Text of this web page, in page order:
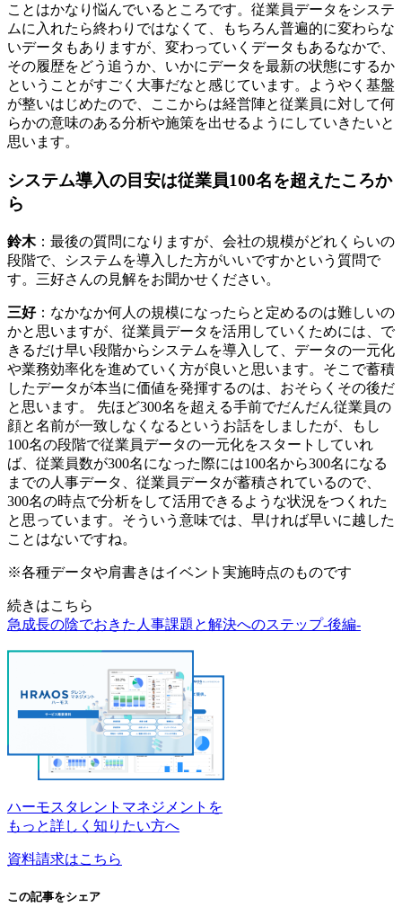
ことはかなり悩んでいるところです。従業員データをシステ
ムに入れたら終わりではなくて、もちろん普遍的に変わらな
いデータもありますが、変わっていくデータもあるなかで、
その履歴をどう追うか、いかにデータを最新の状態にするか
ということがすごく大事だなと感じています。ようやく基盤
が整いはじめたので、ここからは経営陣と従業員に対して何
らかの意味のある分析や施策を出せるようにしていきたいと
思います。
システム導入の目安は従業員100名を超えたころか
ら
鈴木：最後の質問になりますが、会社の規模がどれくらいの
段階で、システムを導入した方がいいですかという質問で
す。三好さんの見解をお聞かせください。
三好：なかなか何人の規模になったらと定めるのは難しいの
かと思いますが、従業員データを活用していくためには、で
きるだけ早い段階からシステムを導入して、データの一元化
や業務効率化を進めていく方が良いと思います。そこで蓄積
したデータが本当に価値を発揮するのは、おそらくその後だ
と思います。 先ほど300名を超える手前でだんだん従業員の
顔と名前が一致しなくなるというお話をしましたが、もし
100名の段階で従業員データの一元化をスタートしていれ
ば、従業員数が300名になった際には100名から300名になる
までの人事データ、従業員データが蓄積されているので、
300名の時点で分析をして活用できるような状況をつくれた
と思っています。そういう意味では、早ければ早いに越した
ことはないですね。
※各種データや肩書きはイベント実施時点のものです
続きはこちら
急成長の陰でおきた人事課題と解決へのステップ-後編-
ハーモスタレントマネジメントを
もっと詳しく知りたい方へ
資料請求はこちら
この記事をシェア